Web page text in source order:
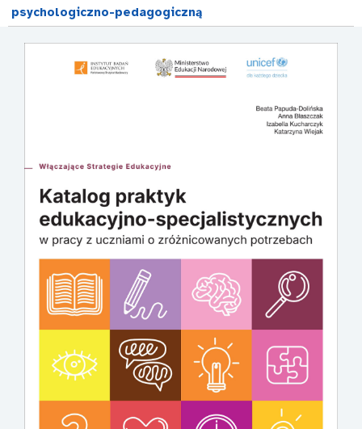
psychologiczno-pedagogiczną